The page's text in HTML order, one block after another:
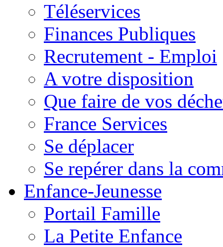
Téléservices
Finances Publiques
Recrutement - Emploi
A votre disposition
Que faire de vos
France Services
Se déplacer
Se repérer dans la
Enfance-Jeunesse
Portail Famille
La Petite Enfance